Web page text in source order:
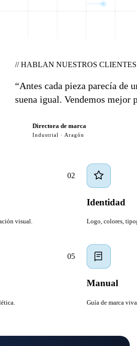
// HABLAN NUESTROS CLIENTES
“Antes cada pieza parecía de
suena igual. Vendemos mejor
Directora de marca
Industrial · Aragón
02
visual.
Identidad
Logo, colores,
05
Manual
Guía de marca